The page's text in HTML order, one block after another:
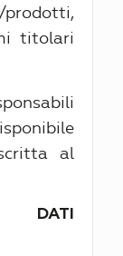
prodotti,
titolari
al
DATI